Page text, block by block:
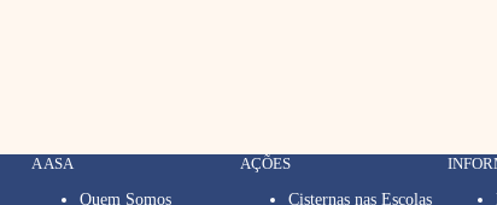
A ASA
Quem Somos
AÇÕES
Cisternas nas Escolas